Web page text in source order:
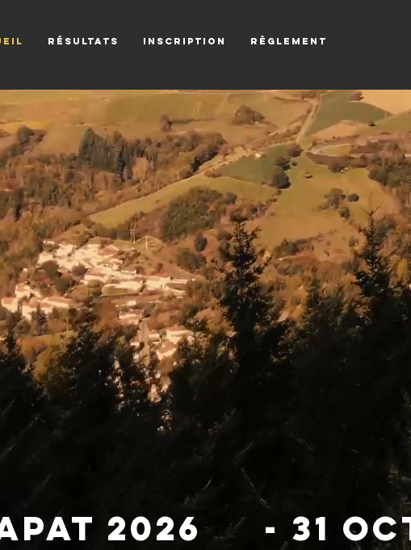
Résultats Inscription Règlement
2026 - 31